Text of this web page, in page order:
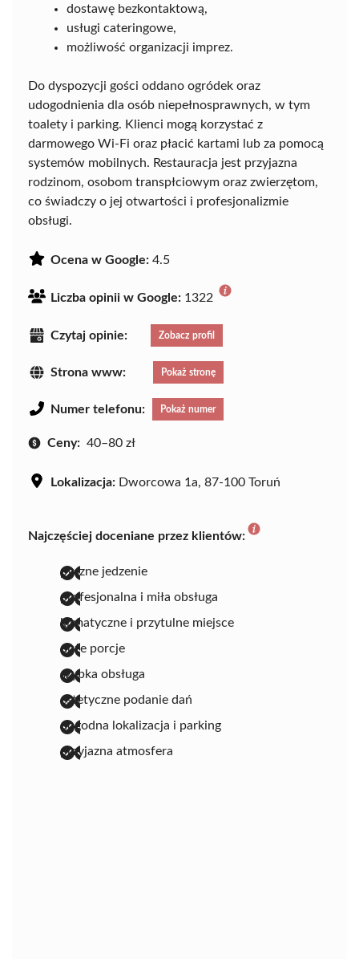
dostawę bezkontaktową,
usługi cateringowe,
możliwość organizacji imprez.
Do dyspozycji gości oddano ogródek oraz
udogodnienia dla osób niepełnosprawnych, w tym
toalety i parking. Klienci mogą korzystać z
darmowego Wi-Fi oraz płacić kartami lub za pomocą
systemów mobilnych. Restauracja jest przyjazna
rodzinom, osobom transpłciowym oraz zwierzętom,
co świadczy o jej otwartości i profesjonalizmie
obsługi.
Ocena w Google: 4.5
Liczba opinii w Google: 1322
Czytaj opinie: Zobacz profil
Strona www: Pokaż stronę
Numer telefonu: Pokaż numer
Ceny: 40–80 zł
Lokalizacja: Dworcowa 1a, 87-100 Toruń
Najczęściej doceniane przez klientów:
pyszne jedzenie
profesjonalna i miła obsługa
klimatyczne i przytulne miejsce
duże porcje
szybka obsługa
estetyczne podanie dań
dogodna lokalizacja i parking
przyjazna atmosfera